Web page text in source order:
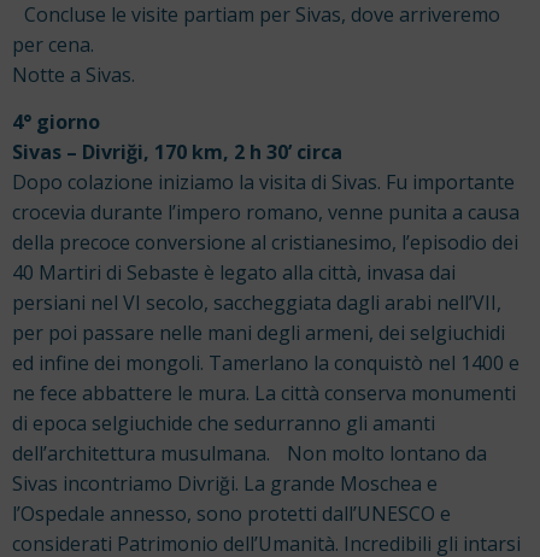
Concluse le visite partiam per Sivas, dove arriveremo
per cena.
Notte a Sivas.
4° giorno
Sivas – Divriği, 170 km, 2 h 30’ circa
Dopo colazione iniziamo la visita di Sivas. Fu importante
crocevia durante l’impero romano, venne punita a causa
della precoce conversione al cristianesimo, l’episodio dei
40 Martiri di Sebaste è legato alla città, invasa dai
persiani nel VI secolo, saccheggiata dagli arabi nell’VII,
per poi passare nelle mani degli armeni, dei selgiuchidi
ed infine dei mongoli. Tamerlano la conquistò nel 1400 e
ne fece abbattere le mura. La città conserva monumenti
di epoca selgiuchide che sedurranno gli amanti
dell’architettura musulmana. Non molto lontano da
Sivas incontriamo Divriği. La grande Moschea e
l’Ospedale annesso, sono protetti dall’UNESCO e
considerati Patrimonio dell’Umanità. Incredibili gli intarsi